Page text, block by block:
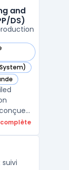
and
DS)
Scheduling
Scheduling
Scheduling
de
complète
suivi